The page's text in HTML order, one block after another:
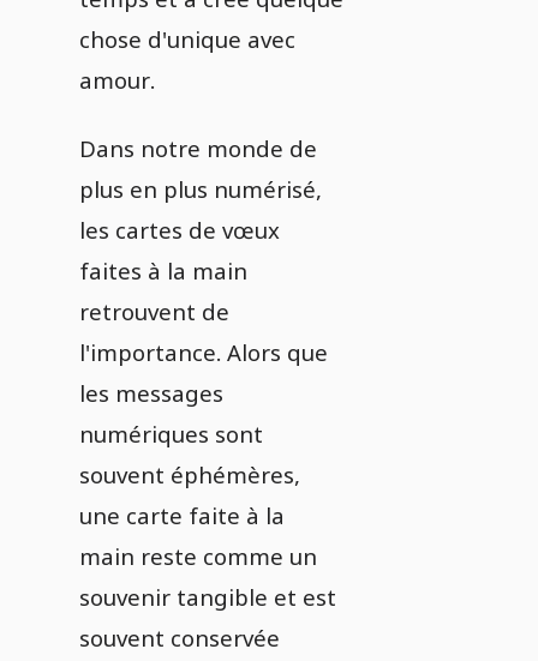
chose d'unique avec
amour.
Dans notre monde de
plus en plus numérisé,
les cartes de vœux
faites à la main
retrouvent de
l'importance. Alors que
les messages
numériques sont
souvent éphémères,
une carte faite à la
main reste comme un
souvenir tangible et est
souvent conservée